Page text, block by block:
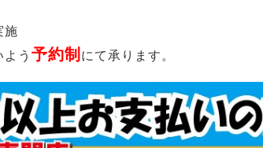
施
う 予約制 にて承ります。